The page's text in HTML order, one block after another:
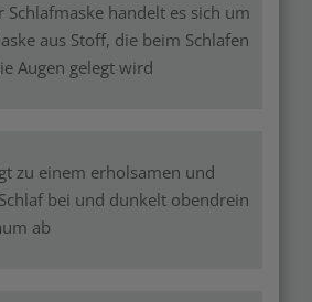
Schlafmaske handelt es sich um
aus Stoff, die beim Schlafen
Augen gelegt wird
zu einem erholsamen und
bei und dunkelt obendrein
ab